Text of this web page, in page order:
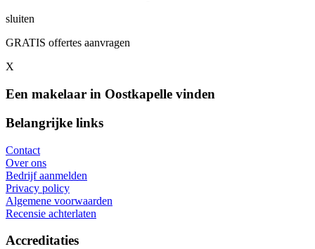
sluiten
GRATIS offertes aanvragen
X
Een makelaar in Oostkapelle vinden
Belangrijke links
Contact
Over ons
Bedrijf aanmelden
Privacy policy
Algemene voorwaarden
Recensie achterlaten
Accreditaties